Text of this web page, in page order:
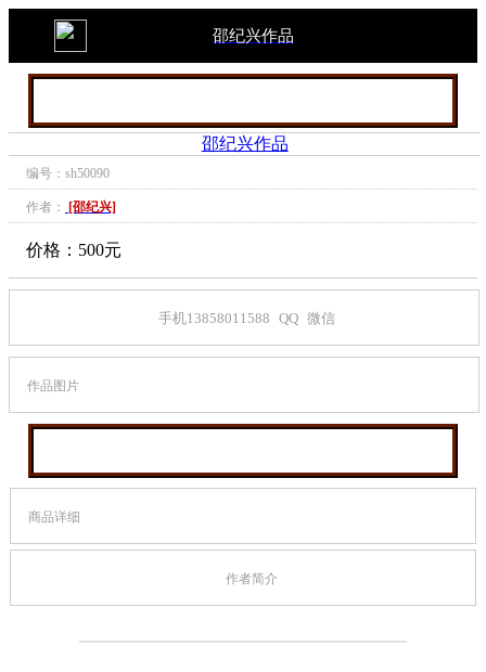
邵纪兴作品
邵纪兴作品
编号：sh50090
作者： [邵纪兴]
价格：500元
手机13858011588 QQ 微信
作品图片
商品详细
作者简介